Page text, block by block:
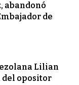
abandonó
de
Lilian
del opositor